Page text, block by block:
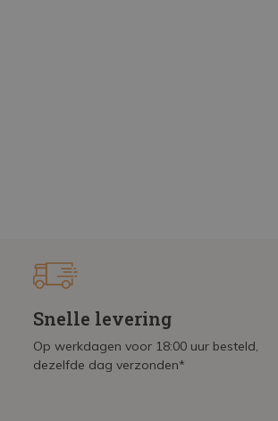
Snelle levering
Op werkdagen voor 18:00 uur besteld,
dezelfde dag verzonden*